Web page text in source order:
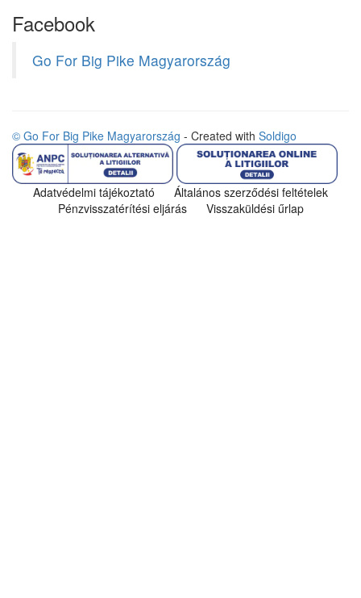
Facebook
Go For Big Pike Magyarország
© Go For Big Pike Magyarország - Created with Soldigo
Adatvédelmi tájékoztató
Általános szerződési feltételek
Pénzvisszatérítési eljárás
Visszaküldési űrlap